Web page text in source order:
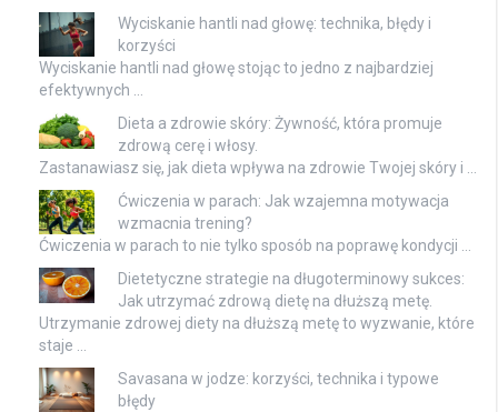
Wyciskanie hantli nad głowę: technika, błędy i
korzyści
Wyciskanie hantli nad głowę stojąc to jedno z najbardziej
efektywnych …
Dieta a zdrowie skóry: Żywność, która promuje
zdrową cerę i włosy.
Zastanawiasz się, jak dieta wpływa na zdrowie Twojej skóry i …
Ćwiczenia w parach: Jak wzajemna motywacja
wzmacnia trening?
Ćwiczenia w parach to nie tylko sposób na poprawę kondycji …
Dietetyczne strategie na długoterminowy sukces:
Jak utrzymać zdrową dietę na dłuższą metę.
Utrzymanie zdrowej diety na dłuższą metę to wyzwanie, które
staje …
Savasana w jodze: korzyści, technika i typowe
błędy